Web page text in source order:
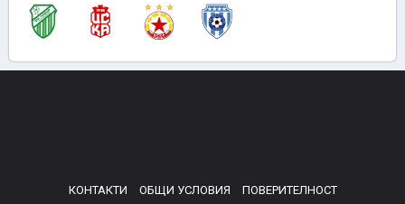
КОНТАКТИ ОБЩИ УСЛОВИЯ ПОВЕРИТЕЛНОСТ